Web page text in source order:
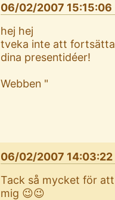
06/02/2007 15:15:06
hej hej
tveka inte att
dina presentidéer!
Webben "
06/02/2007 14:03:22
Tack så mycket för
mig 😉😉